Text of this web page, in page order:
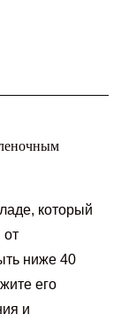
который
от
ниже 40
его
и